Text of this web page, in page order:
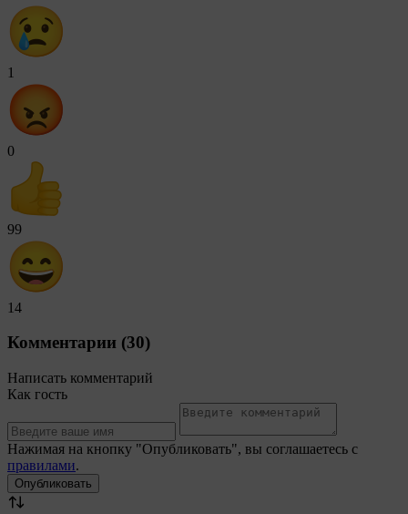
1
0
99
14
Комментарии (30)
Написать комментарий
Как гость
Нажимая на кнопку "Опубликовать", вы соглашаетесь с
правилами.